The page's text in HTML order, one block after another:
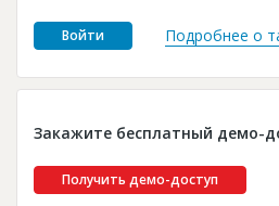
Пресс-релизы
Войти Подробнее о
Закажите бесплатный демо-
Получить демо-доступ